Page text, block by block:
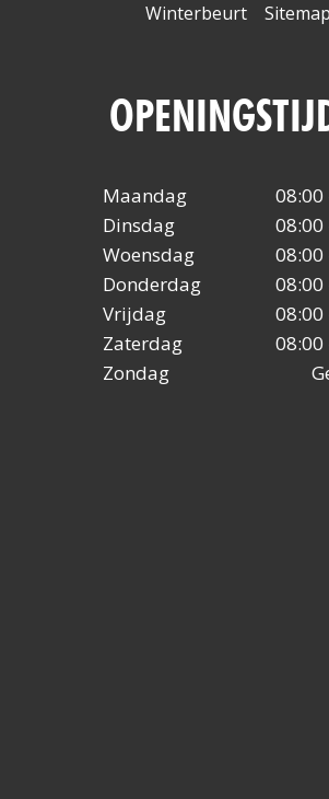
Winterbeurt Sitemap
Maandag
08:00
Dinsdag
08:00
Woensdag
08:00
Donderdag
08:00
Vrijdag
08:00
Zaterdag
08:00
Zondag